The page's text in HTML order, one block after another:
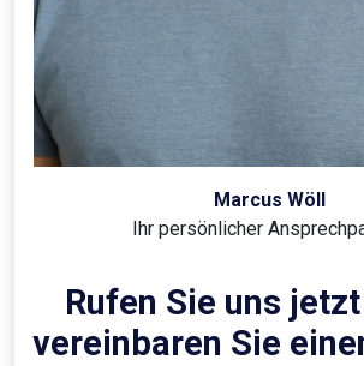
Marcus Wöll
Ihr persönlicher
Rufen Sie uns
vereinbaren Sie